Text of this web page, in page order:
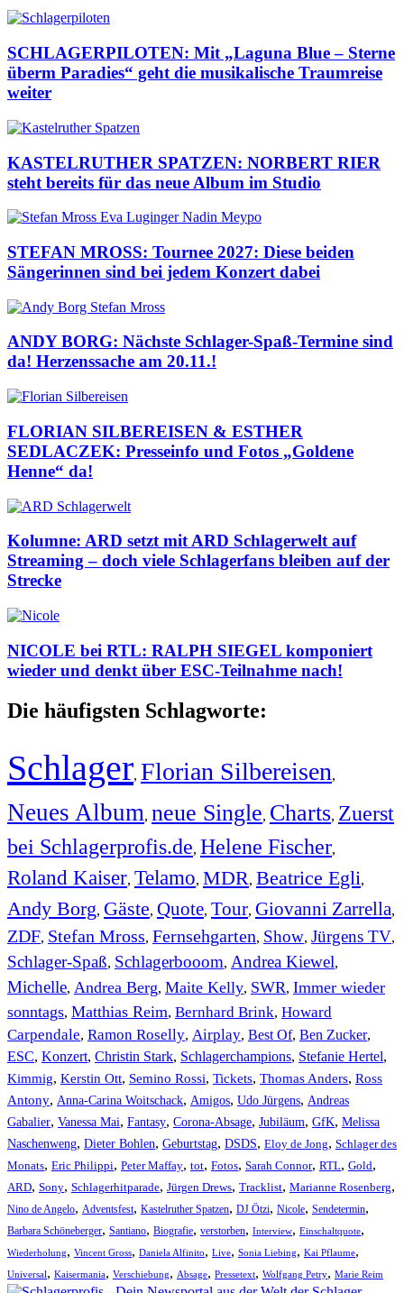
SCHLAGERPILOTEN: Mit „Laguna Blue – Sterne
überm Paradies“ geht die musikalische Traumreise
weiter
KASTELRUTHER SPATZEN: NORBERT RIER
steht bereits für das neue Album im Studio
STEFAN MROSS: Tournee 2027: Diese beiden
Sängerinnen sind bei jedem Konzert dabei
ANDY BORG: Nächste Schlager-Spaß-Termine sind
da! Herzenssache am 20.11.!
FLORIAN SILBEREISEN & ESTHER
SEDLACZEK: Presseinfo und Fotos „Goldene
Henne“ da!
Kolumne: ARD setzt mit ARD Schlagerwelt auf
Streaming – doch viele Schlagerfans bleiben auf der
Strecke
NICOLE bei RTL: RALPH SIEGEL komponiert
wieder und denkt über ESC-Teilnahme nach!
Die häufigsten Schlagworte:
Schlager, Florian Silbereisen,
Neues Album, neue Single, Charts, Zuerst
bei Schlagerprofis.de, Helene Fischer,
Roland Kaiser, Telamo, MDR, Beatrice Egli,
Andy Borg, Gäste, Quote, Tour, Giovanni Zarrella,
ZDF, Stefan Mross, Fernsehgarten, Show, Jürgens TV,
Schlager-Spaß, Schlagerbooom, Andrea Kiewel,
Michelle, Andrea Berg, Maite Kelly, SWR, Immer wieder
sonntags, Matthias Reim, Bernhard Brink, Howard
Carpendale, Ramon Roselly, Airplay, Best Of, Ben Zucker,
ESC, Konzert, Christin Stark, Schlagerchampions, Stefanie Hertel,
Kimmig, Kerstin Ott, Semino Rossi, Tickets, Thomas Anders, Ross
Antony, Anna-Carina Woitschack, Amigos, Udo Jürgens, Andreas
Gabalier, Vanessa Mai, Fantasy, Corona-Absage, Jubiläum, GfK, Melissa
Naschenweng, Dieter Bohlen, Geburtstag, DSDS, Eloy de Jong, Schlager des
Monats, Eric Philippi, Peter Maffay, tot, Fotos, Sarah Connor, RTL, Gold,
ARD, Sony, Schlagerhitparade, Jürgen Drews, Tracklist, Marianne Rosenberg,
Nino de Angelo, Adventsfest, Kastelruther Spatzen, DJ Ötzi, Nicole, Sendetermin,
Barbara Schöneberger, Santiano, Biografie, verstorben, Interview, Einschaltquote,
Wiederholung, Vincent Gross, Daniela Alfinito, Live, Sonia Liebing, Kai Pflaume,
Universal, Kaisermania, Verschiebung, Absage, Pressetext, Wolfgang Petry, Marie Reim